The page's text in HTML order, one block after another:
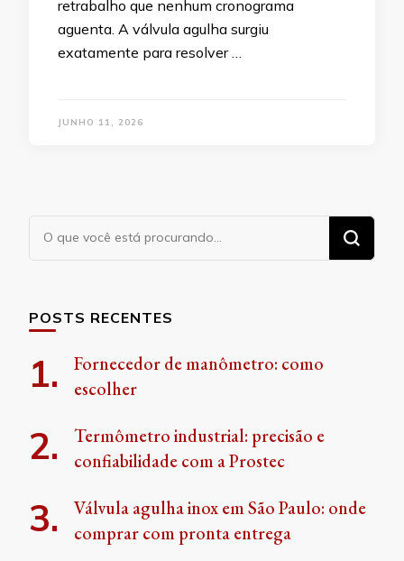
retrabalho que nenhum cronograma
aguenta. A válvula agulha surgiu
exatamente para resolver …
JUNHO 11, 2026
Procurando
algo?
POSTS RECENTES
Fornecedor de manômetro: como
escolher
Termômetro industrial: precisão e
confiabilidade com a Prostec
Válvula agulha inox em São Paulo: onde
comprar com pronta entrega